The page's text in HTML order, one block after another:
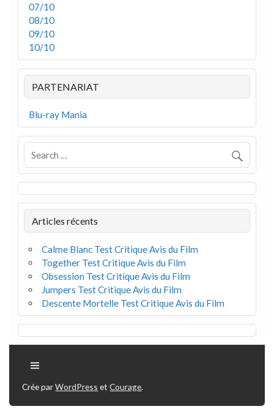
07/10
08/10
09/10
10/10
PARTENARIAT
Blu-ray Mania
Articles récents
Calme Blanc Test Critique Avis du Film
Together Test Critique Avis du Film
Obsession Test Critique Avis du Film
Jumpers Test Critique Avis du Film
Descente Mortelle Test Critique Avis du Film
Crée parWordPress etCourage.